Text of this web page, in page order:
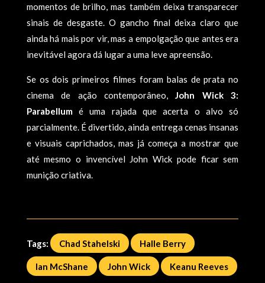
momentos de brilho, mas também deixa transparecer
sinais de desgaste. O gancho final deixa claro que
ainda há mais por vir, mas a empolgação que antes era
inevitável agora dá lugar a uma leve apreensão.
Se os dois primeiros filmes foram balas de prata no
cinema de ação contemporâneo,John Wick 3:
Parabellumé uma rajada que acerta o alvo só
parcialmente. É divertido, ainda entrega cenas insanas
e visuais caprichados, mas já começa a mostrar que
até mesmo o invencível John Wick pode ficar sem
munição criativa.
Tags: Chad Stahelski Halle Berry
Ian McShane John Wick Keanu Reeves